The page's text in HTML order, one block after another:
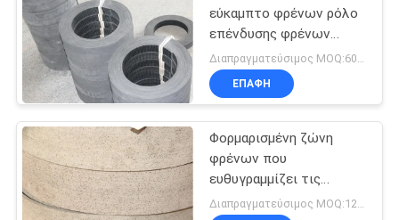
ΠΕΡΊΠΟΥ
ΕΜΕΊΣ
ΓΎΡΟΣ
ΕΡΓΟΣΤΑΣΊΩΝ
ΠΟΙΟΤΙΚΌΣ
Επένδυση ρόλων
φρένων
23
εύκαμπτο φρένων ρόλο
επένδυσης φρένων
ζωνών φορμαρισμένο
επένδυση για τη ζώνη
φρένων
Διαπραγματεύσιμος MOQ:600 κλ
ΕΠΑΦΉ
Φορμαρισμένη ζώνη
φρένων που
ευθυγραμμίζει τις
εύκαμπτες